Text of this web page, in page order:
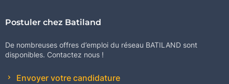
Postuler chez Batiland
De nombreuses offres d’emploi du réseau BATILAND sont
disponibles. Contactez nous !
Envoyer votre candidature